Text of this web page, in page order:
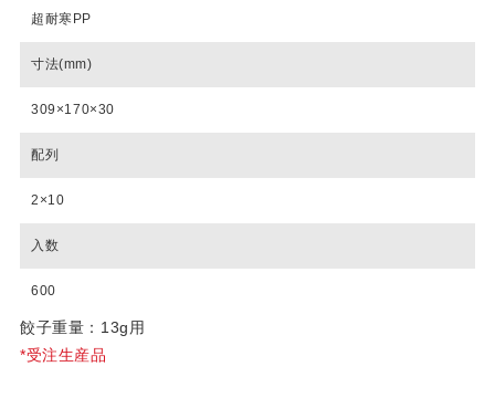
超耐寒PP
寸法(mm)
309×170×30
配列
2×10
入数
600
餃子重量：13g用
*受注生産品